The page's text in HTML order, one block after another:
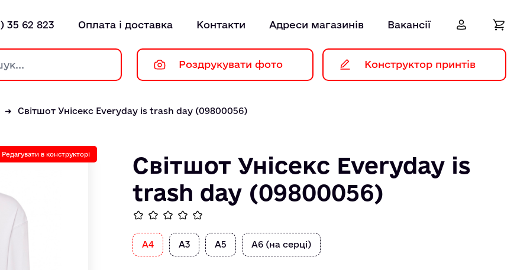
35 62 823 Оплата і доставка Контакти Адреси магазинів Вакансії
Роздрукувати фото Конструктор принтів
Світшот Унісекс Everyday is trash day (09800056)
Редагувати в конструкторі
Світшот Унісекс Everyday is
trash day (09800056)
А4 А3 А5 А6 (на серці)